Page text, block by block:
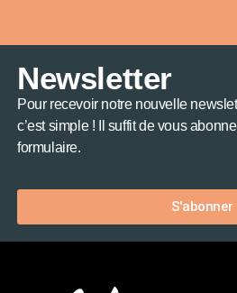
Newsletter
Pour recevoir notre nouvelle
c’est simple ! Il suffit de vous
formulaire.
S'abonner